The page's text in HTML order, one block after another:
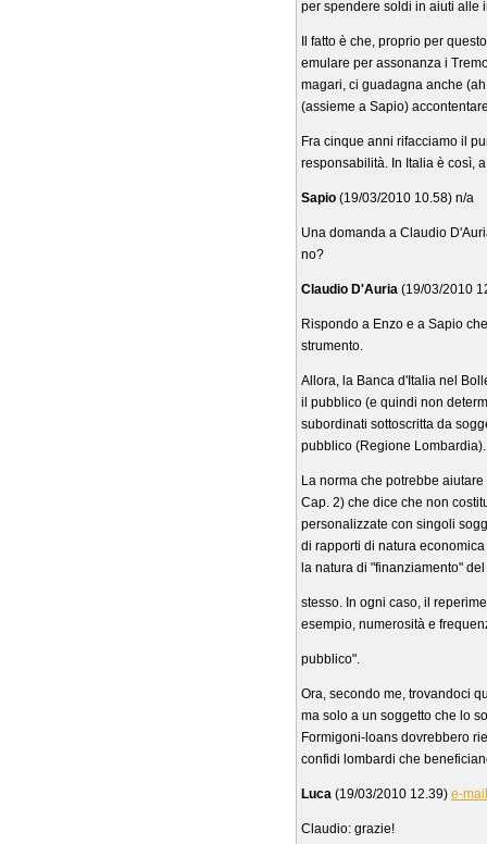
per spendere soldi in aiuti alle
Il fatto è che, proprio per
emulare per assonanza i
magari, ci guadagna anche
(assieme a Sapio)
Fra cinque anni rifacciamo il
responsabilità. In Italia è così,
Sapio (19/03/2010 10.58) n/a
Una domanda a Claudio
no?
Claudio D'Auria (19/03/2010
Rispondo a Enzo e a Sapio
strumento.
Allora, la Banca d'Italia nel
il pubblico (e quindi non
subordinati sottoscritta da
pubblico (Regione Lombardia).
La norma che potrebbe
Cap. 2) che dice che non
personalizzate con singoli
di rapporti di natura
la natura di "finanziamento"
stesso. In ogni caso, il
esempio, numerosità e
pubblico".
Ora, secondo me, trovandoci
ma solo a un soggetto che lo
Formigoni-loans dovrebbero
confidi lombardi che
Luca (19/03/2010 12.39) e-mail
Claudio: grazie!